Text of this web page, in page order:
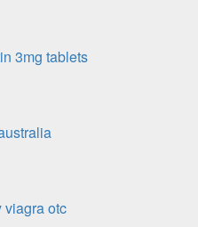
3mg tablets
viagra otc